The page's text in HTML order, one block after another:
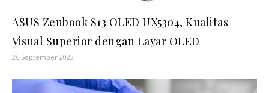
ASUS Zenbook S13 OLED UX5304, Kualitas
Visual Superior dengan Layar OLED
26 September 2023